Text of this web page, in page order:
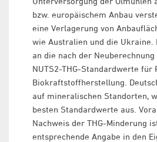
bzw. europäischem Anbau
eine Verlagerung von
wie Australien und die Ukraine.
an die nach der
NUTS2-THG-Standardwerte für
Biokraftstoffherstellung.
auf mineralischen Standorten,
besten Standardwerte aus.
Nachweis der THG-Minderung
entsprechende Angabe in den